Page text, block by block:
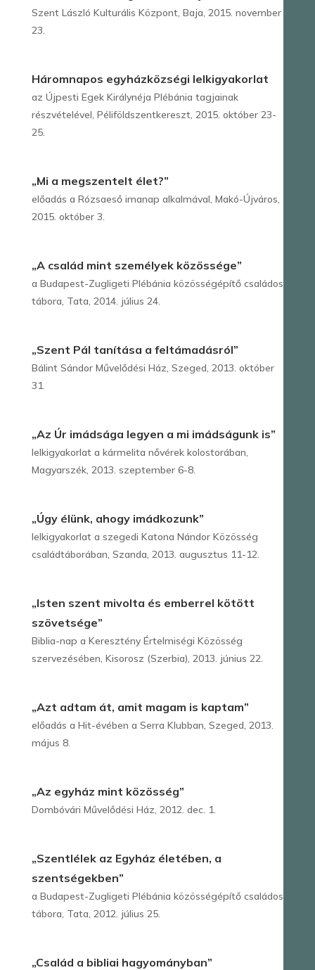
Szent László Kulturális Központ, Baja, 2015. november
23.
Háromnapos egyházközségi lelkigyakorlat
az Újpesti Egek Királynéja Plébánia tagjainak
részvételével, Péliföldszentkereszt, 2015. október 23-
25.
„Mi a megszentelt élet?”
előadás a Rózsaeső imanap alkalmával, Makó-Újváros,
2015. október 3.
„A család mint személyek közössége”
a Budapest-Zugligeti Plébánia közösségépítő családos
tábora, Tata, 2014. július 24.
„Szent Pál tanítása a feltámadásról”
Bálint Sándor Művelődési Ház, Szeged, 2013. október
31.
„Az Úr imádsága legyen a mi imádságunk is”
lelkigyakorlat a kármelita nővérek kolostorában,
Magyarszék, 2013. szeptember 6-8.
„Úgy élünk, ahogy imádkozunk”
lelkigyakorlat a szegedi Katona Nándor Közösség
családtáborában, Szanda, 2013. augusztus 11-12.
„Isten szent mivolta és emberrel kötött
szövetsége”
Biblia-nap a Keresztény Értelmiségi Közösség
szervezésében, Kisorosz (Szerbia), 2013. június 22.
„Azt adtam át, amit magam is kaptam”
előadás a Hit-évében a Serra Klubban, Szeged, 2013.
május 8.
„Az egyház mint közösség”
Dombóvári Művelődési Ház, 2012. dec. 1.
„Szentlélek az Egyház életében, a
szentségekben”
a Budapest-Zugligeti Plébánia közösségépítő családos
tábora, Tata, 2012. július 25.
„Család a bibliai hagyományban”